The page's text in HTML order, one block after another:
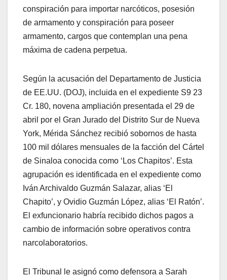
conspiración para importar narcóticos, posesión
de armamento y conspiración para poseer
armamento, cargos que contemplan una pena
máxima de cadena perpetua.
Según la acusación del Departamento de Justicia
de EE.UU. (DOJ), incluida en el expediente S9 23
Cr. 180, novena ampliación presentada el 29 de
abril por el Gran Jurado del Distrito Sur de Nueva
York, Mérida Sánchez recibió sobornos de hasta
100 mil dólares mensuales de la facción del Cártel
de Sinaloa conocida como ‘Los Chapitos’. Esta
agrupación es identificada en el expediente como
Iván Archivaldo Guzmán Salazar, alias ‘El
Chapito’, y Ovidio Guzmán López, alias ‘El Ratón’.
El exfuncionario habría recibido dichos pagos a
cambio de información sobre operativos contra
narcolaboratorios.
El Tribunal le asignó como defensora a Sarah